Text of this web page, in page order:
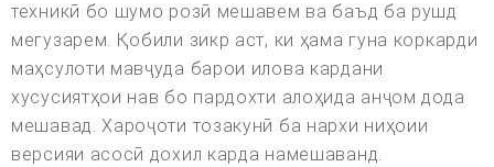
техникӣ бо шумо розӣ мешавем ва баъд ба рушд
мегузарем. Қобили зикр аст, ки ҳама гуна коркарди
маҳсулоти мавҷуда барои илова кардани
хусусиятҳои нав бо пардохти алоҳида анҷом дода
мешавад. Хароҷоти тозакунӣ ба нархи ниҳоии
версияи асосӣ дохил карда намешаванд.